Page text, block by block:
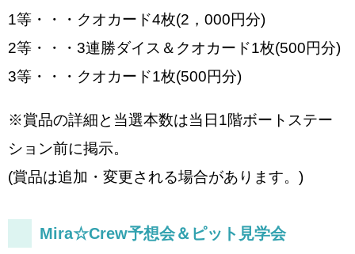
1等・・・クオカード4枚(2，000円分)
2等・・・3連勝ダイス＆クオカード1枚(500円分)
3等・・・クオカード1枚(500円分)
※賞品の詳細と当選本数は当日1階ボートステー
ション前に掲示。
(賞品は追加・変更される場合があります。)
Mira☆Crew予想会＆ピット見学会